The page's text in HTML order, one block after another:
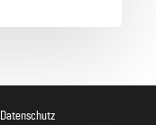
Datenschutz